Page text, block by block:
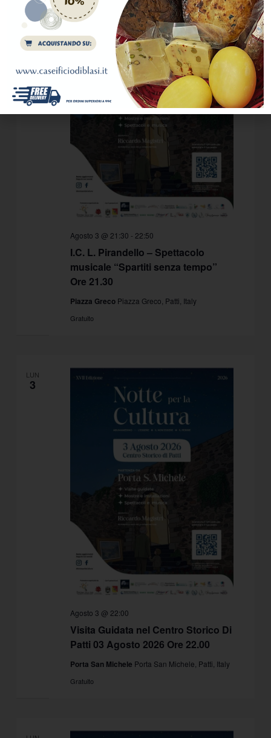
I.C. L. Pirandello – Spettacolo
musicale “Spartiti senza tempo”
Ore 21.30
Agosto 3 @ 21:30 - 22:50
Piazza Greco Piazza Greco, Patti, Italy
Gratuito
LUN
3
Visita Guidata nel Centro Storico Di
Patti 03 Agosto 2026 Ore 22.00
Agosto 3 @ 22:00
Porta San Michele Porta San Michele, Patti, Italy
Gratuito